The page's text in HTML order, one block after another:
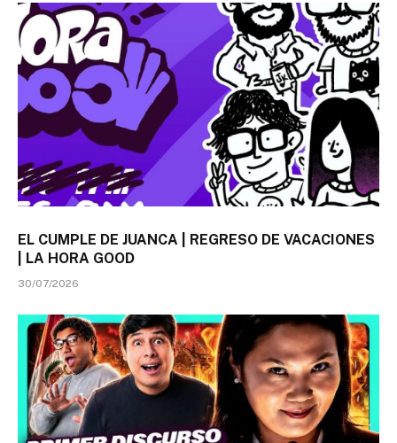
EL CUMPLE DE JUANCA | REGRESO DE VACACIONES
| LA HORA GOOD
30/07/2026